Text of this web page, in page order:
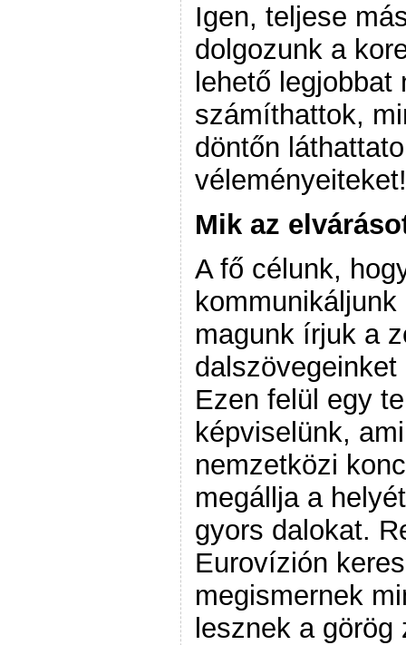
Igen, teljese
dolgozunk a
lehető
számíthattok,
döntőn
véleményeiteket!
Mik az
A fő célunk,
magunk írjuk a
Ezen felül egy
képviselünk,
nemzetközi
megállja a
gyors dalokat.
Eurovízión
megismernek
lesznek a görög